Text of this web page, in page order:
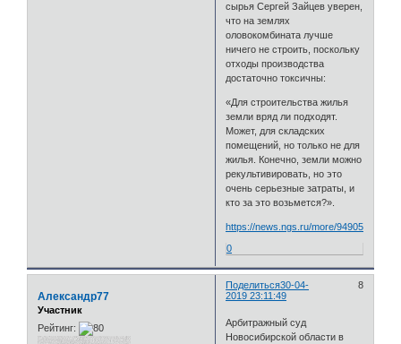
сырья Сергей Зайцев уверен,
что на землях
оловокомбината лучше
ничего не строить, поскольку
отходы производства
достаточно токсичны:
«Для строительства жилья
земли вряд ли подходят.
Может, для складских
помещений, но только не для
жилья. Конечно, земли можно
рекультивировать, но это
очень серьезные затраты, и
кто за это возьмется?».
https://news.ngs.ru/more/94905/
0
Поделиться 8
30-04-
2019 23:11:49
Александр77
Участник
Рейтинг:
Арбитражный суд
Новосибирской области в